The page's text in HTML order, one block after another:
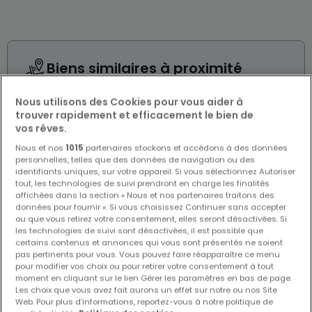
Biens similaires à proximité
intéressent ? Ces annonces suggérées
pourraient vous intéresser.
Nous utilisons des Cookies pour vous aider à
trouver rapidement et efficacement le bien de
vos rêves.
Nous et nos 1015 partenaires stockons et accédons à des données
personnelles, telles que des données de navigation ou des
identifiants uniques, sur votre appareil. Si vous sélectionnez Autoriser
tout, les technologies de suivi prendront en charge les finalités
affichées dans la section « Nous et nos partenaires traitons des
données pour fournir ». Si vous choisissez Continuer sans accepter
ou que vous retirez votre consentement, elles seront désactivées. Si
les technologies de suivi sont désactivées, il est possible que
certains contenus et annonces qui vous sont présentés ne soient
pas pertinents pour vous. Vous pouvez faire réapparaître ce menu
pour modifier vos choix ou pour retirer votre consentement à tout
moment en cliquant sur le lien Gérer les paramètres en bas de page.
Les choix que vous avez fait aurons un effet sur notre ou nos Site
Web. Pour plus d’informations, reportez-vous à notre politique de